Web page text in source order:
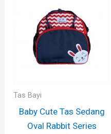
Tas Bayi
Baby Cute Tas Sedang
Oval Rabbit Series